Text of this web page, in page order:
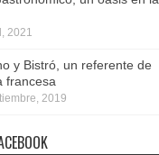
2021
y Bistró, un referente de
francesa
2019